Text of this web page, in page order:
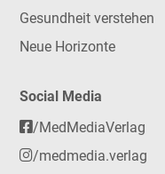
Gesundheit verstehen
Neue Horizonte
Social Media
/MedMediaVerlag
/medmedia.verlag